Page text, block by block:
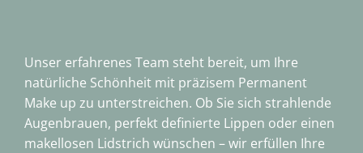
Unser erfahrenes Team steht bereit, um Ihre
natürliche Schönheit mit präzisem Permanent
Make up zu unterstreichen. Ob Sie sich strahlende
Augenbrauen, perfekt definierte Lippen oder einen
makellosen Lidstrich wünschen – wir erfüllen Ihre